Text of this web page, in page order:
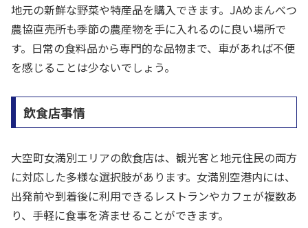
地元の新鮮な野菜や特産品を購入できます。JAめまんべつ
農協直売所も季節の農産物を手に入れるのに良い場所で
す。日常の食料品から専門的な品物まで、車があれば不便
を感じることは少ないでしょう。
飲食店事情
大空町女満別エリアの飲食店は、観光客と地元住民の両方
に対応した多様な選択肢があります。女満別空港内には、
出発前や到着後に利用できるレストランやカフェが複数あ
り、手軽に食事を済ませることができます。